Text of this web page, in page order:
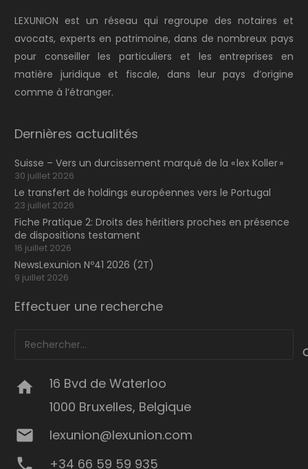
LEXUNION est un réseau qui regroupe des notaires et
avocats, experts en patrimoine, dans de nombreux pays
pour conseiller les particuliers et les entreprises en
matière juridique et fiscale, dans leur pays d’origine
comme à l’étranger.
Dernières actualités
Suisse – Vers un durcissement marqué de la « lex Koller »
30 juillet 2026
Le transfert de holdings européennes vers le Portugal
23 juillet 2026
Fiche Pratique 2: Droits des héritiers proches en présence
de dispositions testament
16 juillet 2026
NewsLexunion Nº41 2026 (2T)
9 juillet 2026
Effectuer une recherche
Rechercher :
home
16 Bvd de Waterloo
1000 Bruxelles, Belgique
mail lexunion@lexunion.com
phone +34 66 59 59 935